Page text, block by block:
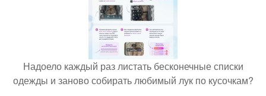
Надоело каждый раз листать бесконечные списки
одежды и заново собирать любимый лук по кусочкам?